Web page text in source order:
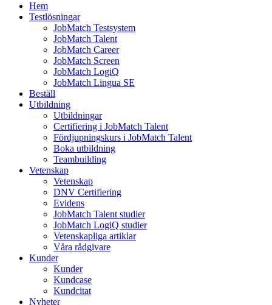
Hem
Testlösningar
JobMatch Testsystem
JobMatch Talent
JobMatch Career
JobMatch Screen
JobMatch LogiQ
JobMatch Lingua SE
Beställ
Utbildning
Utbildningar
Certifiering i JobMatch Talent
Fördjupningskurs i JobMatch Talent
Boka utbildning
Teambuilding
Vetenskap
Vetenskap
DNV Certifiering
Evidens
JobMatch Talent studier
JobMatch LogiQ studier
Vetenskapliga artiklar
Våra rådgivare
Kunder
Kunder
Kundcase
Kundcitat
Nyheter